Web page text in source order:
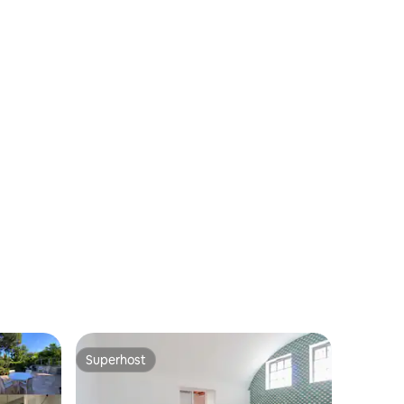
Superhost
Superhost